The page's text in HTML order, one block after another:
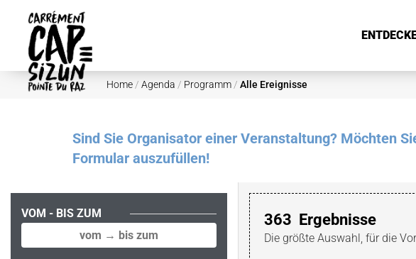
Skip to main content
Home / Agenda / Programm / Alle Ereignisse
Sind Sie Organisator einer Veranstaltung? Möchten
Formular auszufüllen!
VOM - BIS ZUM 363 Ergebnisse
Die größte Auswahl, für die